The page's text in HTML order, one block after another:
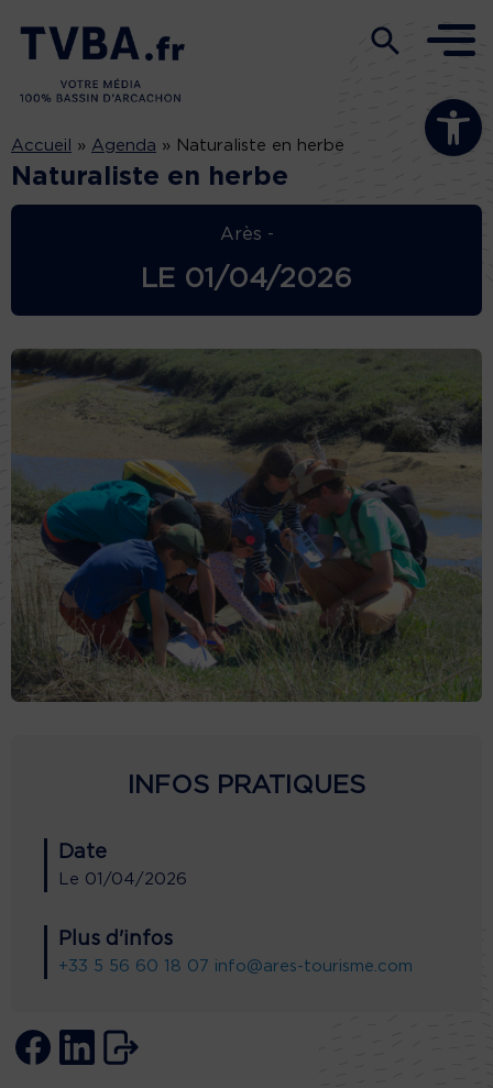
Ouvrir la
Accueil » Agenda » Naturaliste en herbe
Naturaliste en herbe
Arès -
LE 01/04/2026
INFOS PRATIQUES
Date
Le 01/04/2026
Plus d'infos
+33 5 56 60 18 07 info@ares-tourisme.com